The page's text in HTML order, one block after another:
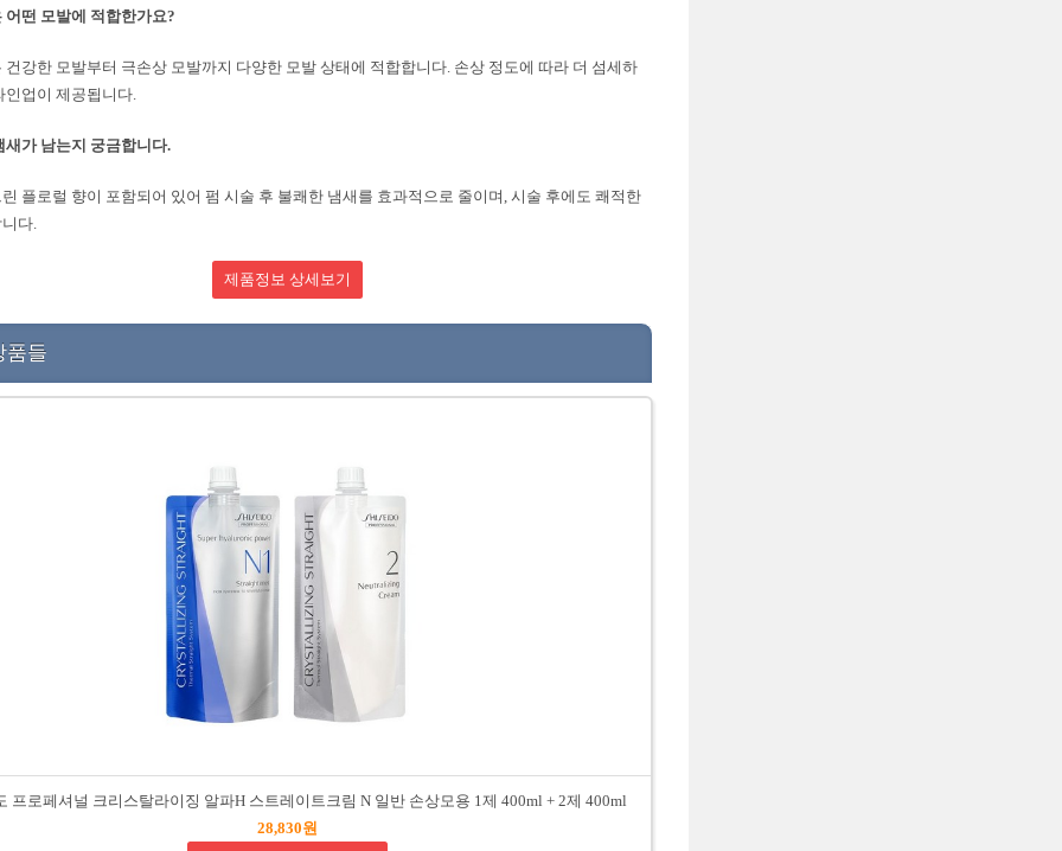
어떤 모발에 적합한가요?
건강한 모발부터 극손상 모발까지 다양한 모발 상태에 적합합니다. 손상 정도에 따라 더 섬세하
인업이 제공됩니다.
새가 남는지 궁금합니다.
플로럴 향이 포함되어 있어 펌 시술 후 불쾌한 냄새를 효과적으로 줄이며, 시술 후에도 쾌적한
다.
제품정보 상세보기
품들
프로페셔널 크리스탈라이징 알파H 스트레이트크림 N 일반 손상모용 1제 400ml + 2제 400ml
28,830원